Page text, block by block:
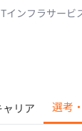
ンフラサービ
リア 選考